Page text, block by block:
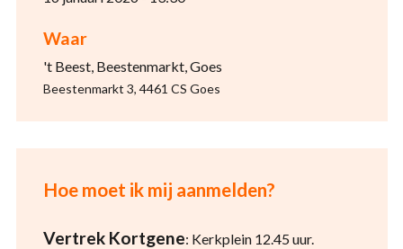
Waar
't Beest, Beestenmarkt, Goes
Beestenmarkt 3, 4461 CS Goes
Hoe moet ik mij aanmelden?
Vertrek Kortgene: Kerkplein 12.45 uur.